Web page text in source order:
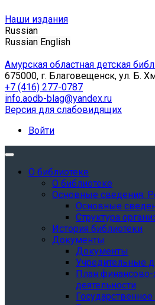
Наши издания
Russian
Russian English
Амурская областная детская
675000, г. Благовещенск, ул. Б.
+7 (416) 277-0787
info.aodb-blag@yandex.ru
Версия для слабовидящих
Войти
О библиотеке
О библиотеке
Основные сведения.
Основные
Структура
История библиотеки
Документы
Документы
Учредительные
План финансово-
деятельности